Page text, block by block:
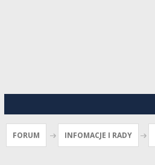
FORUM INFOMACJE I RADY